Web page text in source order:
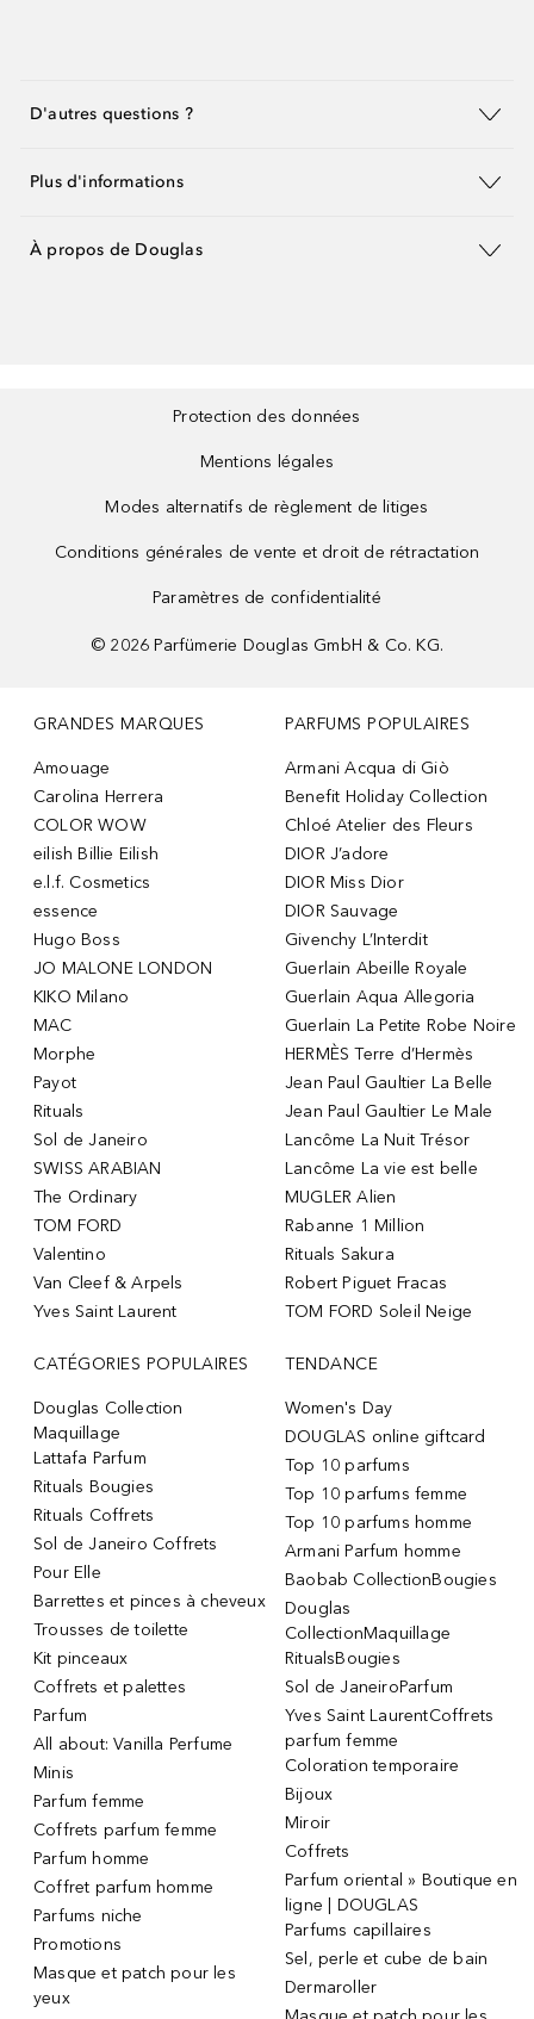
D'autres questions ?
Plus d'informations
À propos de Douglas
Protection des données
Mentions légales
Modes alternatifs de règlement de litiges
Conditions générales de vente et droit de rétractation
Paramètres de confidentialité
© 2026 Parfümerie Douglas GmbH & Co. KG.
GRANDES MARQUES
Amouage
Carolina Herrera
COLOR WOW
eilish Billie Eilish
e.l.f. Cosmetics
essence
Hugo Boss
JO MALONE LONDON
KIKO Milano
MAC
Morphe
Payot
Rituals
Sol de Janeiro
SWISS ARABIAN
The Ordinary
TOM FORD
Valentino
Van Cleef & Arpels
Yves Saint Laurent
PARFUMS POPULAIRES
Armani Acqua di Giò
Benefit Holiday Collection
Chloé Atelier des Fleurs
DIOR J’adore
DIOR Miss Dior
DIOR Sauvage
Givenchy L’Interdit
Guerlain Abeille Royale
Guerlain Aqua Allegoria
Guerlain La Petite Robe Noire
HERMÈS Terre d’Hermès
Jean Paul Gaultier La Belle
Jean Paul Gaultier Le Male
Lancôme La Nuit Trésor
Lancôme La vie est belle
MUGLER Alien
Rabanne 1 Million
Rituals Sakura
Robert Piguet Fracas
TOM FORD Soleil Neige
CATÉGORIES POPULAIRES
Douglas Collection
Maquillage
Lattafa Parfum
Rituals Bougies
Rituals Coffrets
Sol de Janeiro Coffrets
Pour Elle
Barrettes et pinces à cheveux
Trousses de toilette
Kit pinceaux
Coffrets et palettes
Parfum
All about: Vanilla Perfume
Minis
Parfum femme
Coffrets parfum femme
Parfum homme
Coffret parfum homme
Parfums niche
Promotions
Masque et patch pour les
yeux
TENDANCE
Women's Day
DOUGLAS online giftcard
Top 10 parfums
Top 10 parfums femme
Top 10 parfums homme
Armani Parfum homme
Baobab CollectionBougies
Douglas
CollectionMaquillage
RitualsBougies
Sol de JaneiroParfum
Yves Saint LaurentCoffrets
parfum femme
Coloration temporaire
Bijoux
Miroir
Coffrets
Parfum oriental » Boutique en
ligne | DOUGLAS
Parfums capillaires
Sel, perle et cube de bain
Dermaroller